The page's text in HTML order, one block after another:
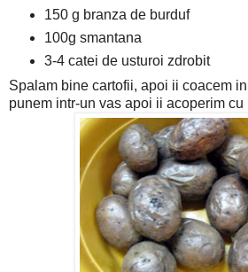
150 g branza de burduf
100g smantana
3-4 catei de usturoi zdrobit
Spalam bine cartofii, apoi ii coacem
punem intr-un vas apoi ii acoperim cu